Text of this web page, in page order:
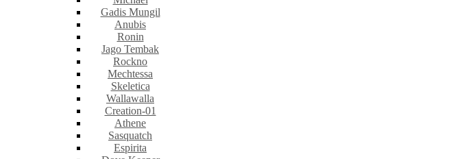
Gadis Mungil
Anubis
Ronin
Jago Tembak
Rockno
Mechtessa
Skeletica
Wallawalla
Creation-01
Athene
Sasquatch
Espirita